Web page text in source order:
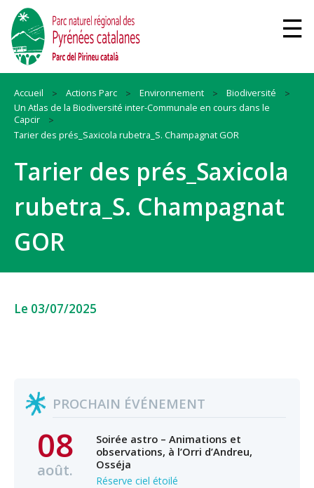
Accueil Actions Parc Environnement
Biodiversité
Un Atlas de la Biodiversité inter-Communale en cours dans le
Capcir
Tarier des prés_Saxicola rubetra_S. Champagnat GOR
Tarier des prés_Saxicola
rubetra_S. Champagnat
GOR
Le 03/07/2025
PROCHAIN ÉVÉNEMENT
08
août.
Soirée astro – Animations et
observations, à l’Orri d’Andreu,
Osséja
Réserve ciel étoilé